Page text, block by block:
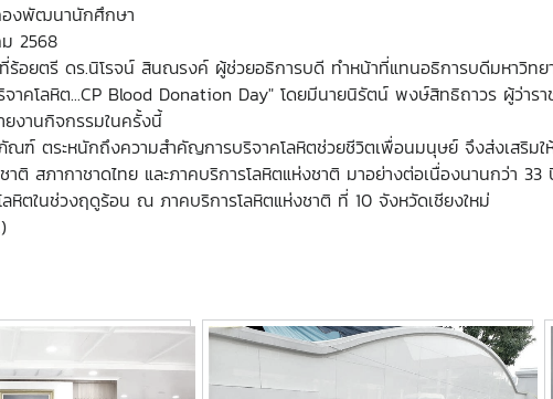
องพัฒนานักศึกษา
2568
ร้อยตรี ดร.นิโรจน์ สินณรงค์ ผู้ช่วยอธิการบดี ทำหน้าที่แทนอธิการบดีมหาวิทย
าคโลหิต...CP Blood Donation Day" โดยมีนายนิรัตน์ พงษ์สิทธิถาวร ผู้ว่าร
ยงานกิจกรรมในครั้งนี้
ฑ์ ตระหนักถึงความสำคัญการบริจาคโลหิตช่วยชีวิตเพื่อนมนุษย์ จึงส่งเสริมใ
าติ สภากาชาดไทย และภาคบริการโลหิตแห่งชาติ มาอย่างต่อเนื่องนานกว่า
หิตในช่วงฤดูร้อน ณ ภาคบริการโลหิตแห่งชาติ ที่ 10 จังหวัดเชียงใหม่